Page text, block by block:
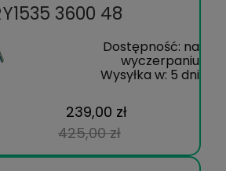
3600 48
Dostępność: na
wyczerpaniu
Wysyłka w: 5 dni
239,00 zł
425,00 zł